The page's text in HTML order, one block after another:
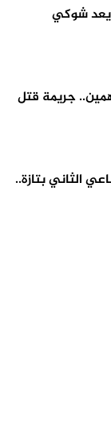
يعد شوكي
جريمة قتل
الثاني بتازة..